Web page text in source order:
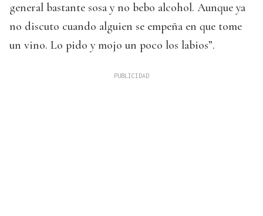
general bastante sosa y no bebo alcohol. Aunque ya
no discuto cuando alguien se empeña en que tome
un vino. Lo pido y mojo un poco los labios”.